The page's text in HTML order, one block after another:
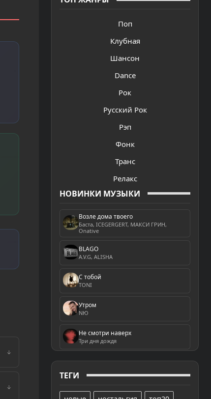
Поп
Клубная
Шансон
Dance
Рок
Русский Рок
Рэп
Фонк
Транс
Релакс
НОВИНКИ МУЗЫКИ
Возле дома твоего
Баста, ICEGERGERT, МАКСИ ГРИН,
Onative
BLAGO
A.V.G, ALISHA
С тобой
TONI
Утром
NЮ
Не смотри наверх
Три дня дождя
ТЕГИ
↓
↓